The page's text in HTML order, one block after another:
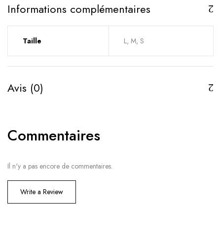
Informations complémentaires
Taille L, M, S
Avis (0)
Commentaires
Il n'y a pas encore de commentaires.
Write a Review